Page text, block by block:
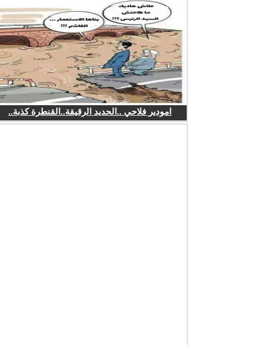
امودير فلاحي ..الحديد الرقيقة..القنطرة كذبة..